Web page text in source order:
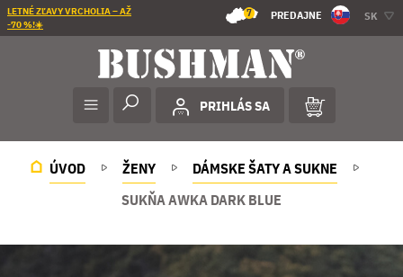
LETNÉ ZĽAVY VRCHOLIA – AŽ
-70 %!☀️
7 PREDAJNE SK
PRIHLÁS SA
ÚVOD ŽENY
DÁMSKE ŠATY A SUKNE
SUKŇA AWKA DARK BLUE